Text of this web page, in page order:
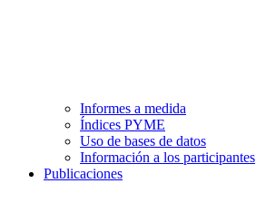
Informes a medida
Índices PYME
Uso de bases de datos
Información a los participantes
Publicaciones